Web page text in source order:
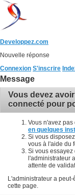
Developpez.com
Nouvelle réponse
Connexion S'inscrire
Message
Vous devez
connecté pour
Vous n'avez
en quelques
Si vous
vous à l'aide du
Si vous essayez
l'administrateur
attente de
L'administrateur a peut-
cette page.